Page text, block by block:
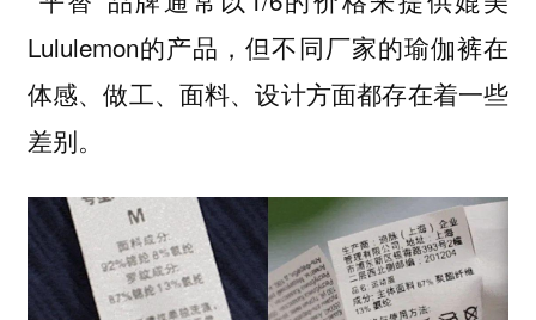
Lululemon的产品，但不同厂家的瑜伽裤在
体感、做工、面料、设计方面都存在着一些
差别。